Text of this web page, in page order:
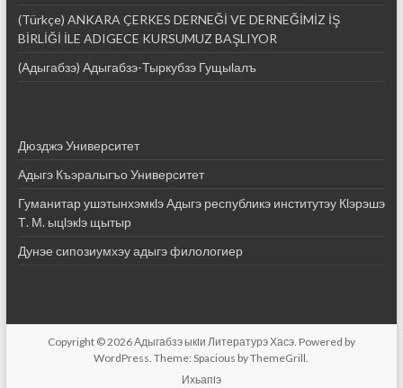
(Türkçe) ANKARA ÇERKES DERNEĞİ VE DERNEĞİMİZ İŞ
BİRLİĞİ İLE ADIGECE KURSUMUZ BAŞLIYOR
(Адыгабзэ) Адыгабзэ-Тыркубзэ Гущыӏалъ
Дюзджэ Университет
Адыгэ Къэралыгъо Университет
Гуманитар ушэтынхэмкӏэ Адыгэ республикэ институтэу Кӏэрэшэ
Т. М. ыцӏэкӏэ щытыр
Дунэе сипозиумхэу адыгэ филологиер
Copyright © 2026Адыгабзэ ыкIи Литературэ Хасэ. Powered by
WordPress. Theme: Spacious byThemeGrill.
ИхьапIэ